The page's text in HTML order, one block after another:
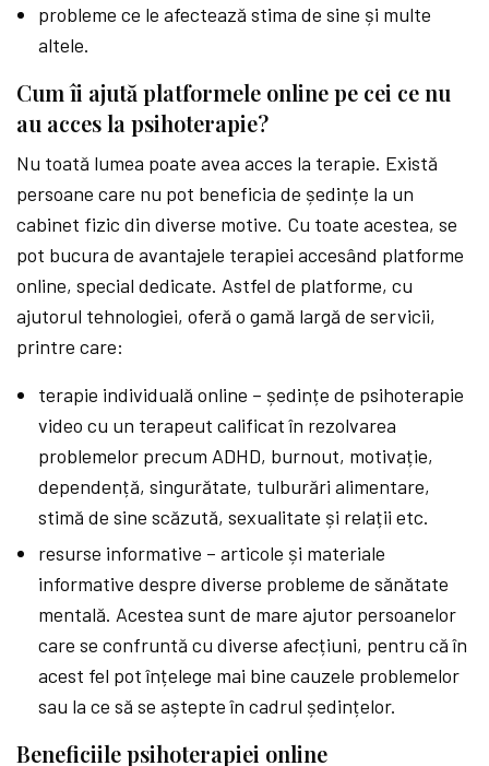
probleme ce le afectează stima de sine și multe
altele.
Cum îi ajută platformele online pe cei ce nu
au acces la psihoterapie?
Nu toată lumea poate avea acces la terapie. Există
persoane care nu pot beneficia de ședințe la un
cabinet fizic din diverse motive. Cu toate acestea, se
pot bucura de avantajele terapiei accesând platforme
online, special dedicate. Astfel de platforme, cu
ajutorul tehnologiei, oferă o gamă largă de servicii,
printre care:
terapie individuală online – ședințe de psihoterapie
video cu un terapeut calificat în rezolvarea
problemelor precum ADHD, burnout, motivație,
dependență, singurătate, tulburări alimentare,
stimă de sine scăzută, sexualitate și relații etc.
resurse informative – articole și materiale
informative despre diverse probleme de sănătate
mentală. Acestea sunt de mare ajutor persoanelor
care se confruntă cu diverse afecțiuni, pentru că în
acest fel pot înțelege mai bine cauzele problemelor
sau la ce să se aștepte în cadrul ședințelor.
Beneficiile psihoterapiei online